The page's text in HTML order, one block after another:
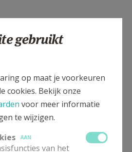
gebruikt
op maat je voorkeuren
cookies. Bekijk onze
voor meer informatie
te wijzigen.
AAN
van het